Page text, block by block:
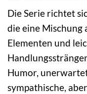
Die Serie richtet
die eine Mischung
Elementen und
Humor,
sympathische,